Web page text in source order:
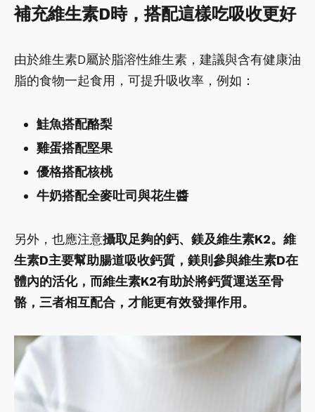
補充維生素D時，搭配這樣吃吸收更好
由於維生素D屬於脂溶性維生素，建議與含有健康油
脂的食物一起食用，可提升吸收率，例如：
鮭魚搭配酪梨
雞蛋搭配堅果
優格搭配核桃
牛奶搭配全麥吐司與花生醬
另外，也應注意攝取足夠的鈣、鎂及維生素K2。維
生素D主要幫助腸道吸收鈣質，鎂則參與維生素D在
體內的活化，而維生素K2有助於將鈣質運送至骨
骼，三者相互配合，才能更有效發揮作用。